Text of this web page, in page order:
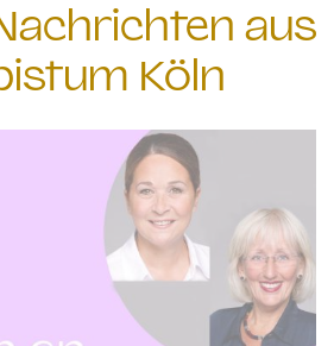
aus
Köln